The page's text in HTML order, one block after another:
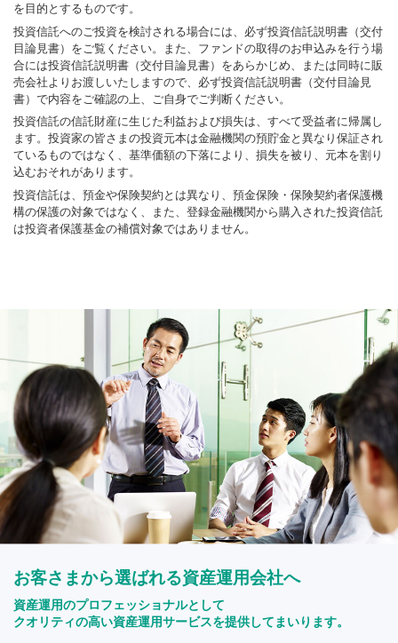
を目的とするものです。
投資信託へのご投資を検討される場合には、必ず投資信託説明書（交付
目論見書）をご覧ください。また、ファンドの取得のお申込みを行う場
合には投資信託説明書（交付目論見書）をあらかじめ、または同時に販
売会社よりお渡しいたしますので、必ず投資信託説明書（交付目論見
書）で内容をご確認の上、ご自身でご判断ください。
投資信託の信託財産に生じた利益および損失は、すべて受益者に帰属し
ます。投資家の皆さまの投資元本は金融機関の預貯金と異なり保証され
ているものではなく、基準価額の下落により、損失を被り、元本を割り
込むおそれがあります。
投資信託は、預金や保険契約とは異なり、預金保険・保険契約者保護機
構の保護の対象ではなく、また、登録金融機関から購入された投資信託
は投資者保護基金の補償対象ではありません。
お客さまから選ばれる資産運用会社へ
資産運用のプロフェッショナルとして
クオリティの高い資産運用サービスを提供してまいります。